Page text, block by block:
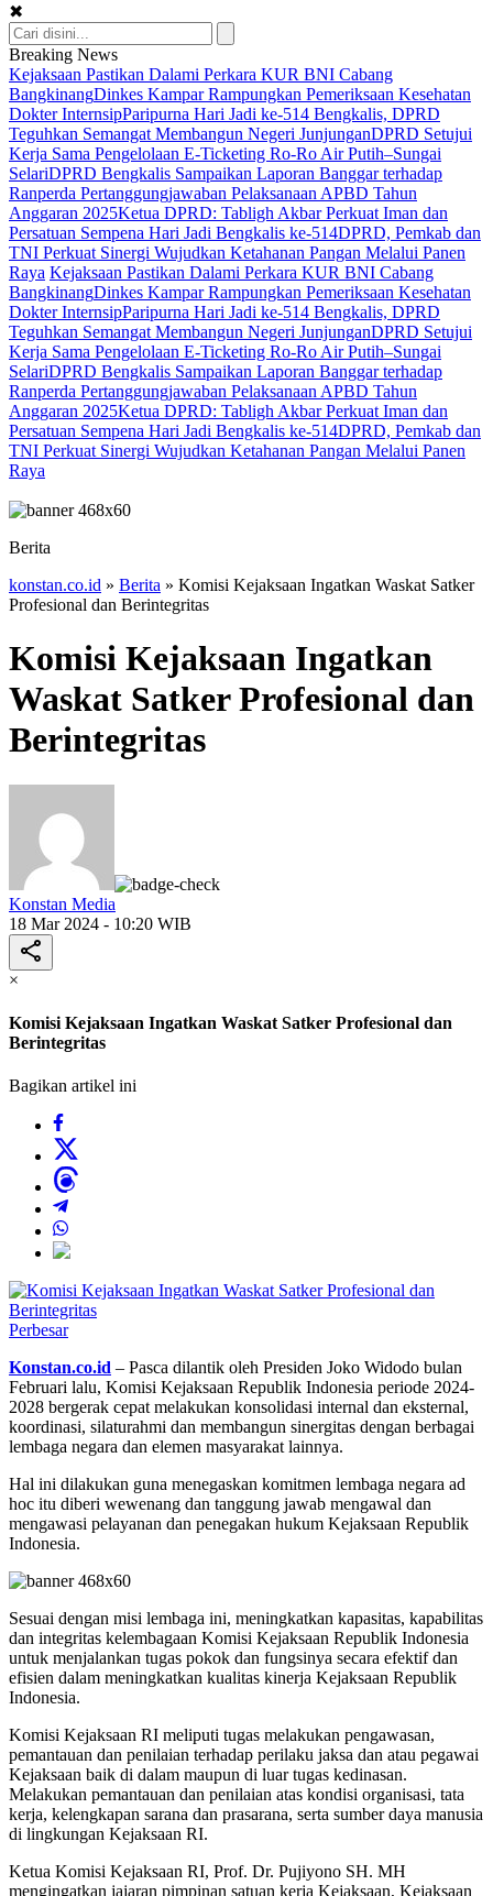
✖
Breaking News
Kejaksaan Pastikan Dalami Perkara KUR BNI Cabang
BangkinangDinkes Kampar Rampungkan Pemeriksaan Kesehatan
Dokter InternsipParipurna Hari Jadi ke-514 Bengkalis, DPRD
Teguhkan Semangat Membangun Negeri JunjunganDPRD Setujui
Kerja Sama Pengelolaan E-Ticketing Ro-Ro Air Putih–Sungai
SelariDPRD Bengkalis Sampaikan Laporan Banggar terhadap
Ranperda Pertanggungjawaban Pelaksanaan APBD Tahun
Anggaran 2025Ketua DPRD: Tabligh Akbar Perkuat Iman dan
Persatuan Sempena Hari Jadi Bengkalis ke-514DPRD, Pemkab dan
TNI Perkuat Sinergi Wujudkan Ketahanan Pangan Melalui Panen
Raya Kejaksaan Pastikan Dalami Perkara KUR BNI Cabang
BangkinangDinkes Kampar Rampungkan Pemeriksaan Kesehatan
Dokter InternsipParipurna Hari Jadi ke-514 Bengkalis, DPRD
Teguhkan Semangat Membangun Negeri JunjunganDPRD Setujui
Kerja Sama Pengelolaan E-Ticketing Ro-Ro Air Putih–Sungai
SelariDPRD Bengkalis Sampaikan Laporan Banggar terhadap
Ranperda Pertanggungjawaban Pelaksanaan APBD Tahun
Anggaran 2025Ketua DPRD: Tabligh Akbar Perkuat Iman dan
Persatuan Sempena Hari Jadi Bengkalis ke-514DPRD, Pemkab dan
TNI Perkuat Sinergi Wujudkan Ketahanan Pangan Melalui Panen
Raya
Berita
konstan.co.id » Berita » Komisi Kejaksaan Ingatkan Waskat Satker
Profesional dan Berintegritas
Komisi Kejaksaan Ingatkan
Waskat Satker Profesional dan
Berintegritas
Konstan Media
18 Mar 2024 - 10:20 WIB
×
Komisi Kejaksaan Ingatkan Waskat Satker Profesional dan
Berintegritas
Bagikan artikel ini
Perbesar
Konstan.co.id – Pasca dilantik oleh Presiden Joko Widodo bulan
Februari lalu, Komisi Kejaksaan Republik Indonesia periode 2024-
2028 bergerak cepat melakukan konsolidasi internal dan eksternal,
koordinasi, silaturahmi dan membangun sinergitas dengan berbagai
lembaga negara dan elemen masyarakat lainnya.
Hal ini dilakukan guna menegaskan komitmen lembaga negara ad
hoc itu diberi wewenang dan tanggung jawab mengawal dan
mengawasi pelayanan dan penegakan hukum Kejaksaan Republik
Indonesia.
Sesuai dengan misi lembaga ini, meningkatkan kapasitas, kapabilitas
dan integritas kelembagaan Komisi Kejaksaan Republik Indonesia
untuk menjalankan tugas pokok dan fungsinya secara efektif dan
efisien dalam meningkatkan kualitas kinerja Kejaksaan Republik
Indonesia.
Komisi Kejaksaan RI meliputi tugas melakukan pengawasan,
pemantauan dan penilaian terhadap perilaku jaksa dan atau pegawai
Kejaksaan baik di dalam maupun di luar tugas kedinasan.
Melakukan pemantauan dan penilaian atas kondisi organisasi, tata
kerja, kelengkapan sarana dan prasarana, serta sumber daya manusia
di lingkungan Kejaksaan RI.
Ketua Komisi Kejaksaan RI, Prof. Dr. Pujiyono SH. MH
mengingatkan jajaran pimpinan satuan kerja Kejaksaan, Kejaksaan